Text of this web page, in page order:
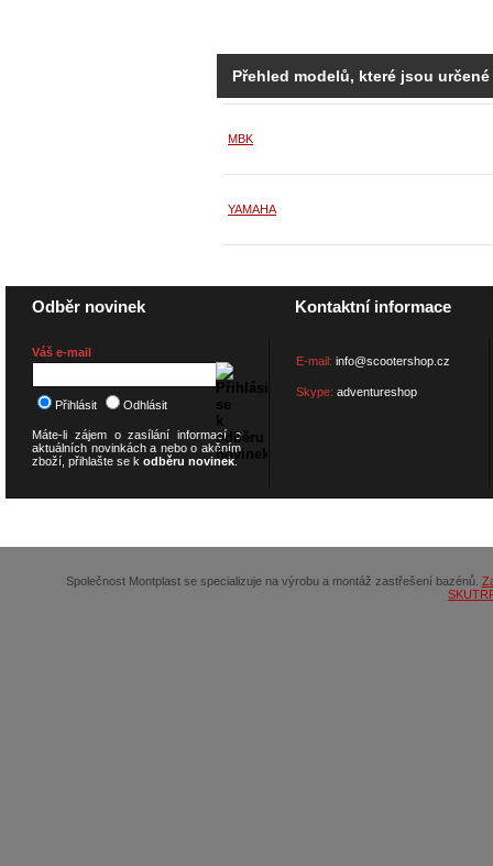
Přehled modelů, které jsou
MBK
YAMAHA
Odběr novinek
Váš e-mail
Přihlásit Odhlásit
Máte-li zájem o zasílání informací o
aktuálních novinkách a nebo o akčním
zboží, přihlašte se k odběru novinek.
Kontaktní informace
E-mail: info@scootershop.cz
Skype: adventureshop
Společnost Montplast se specializuje na výrobu a montáž zastřešení bazénů.